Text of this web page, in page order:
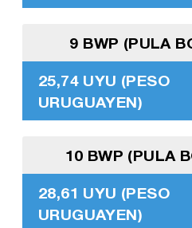
9 BWP (PULA
25,74 UYU (PESO
URUGUAYEN)
10 BWP (PULA
28,61 UYU (PESO
URUGUAYEN)